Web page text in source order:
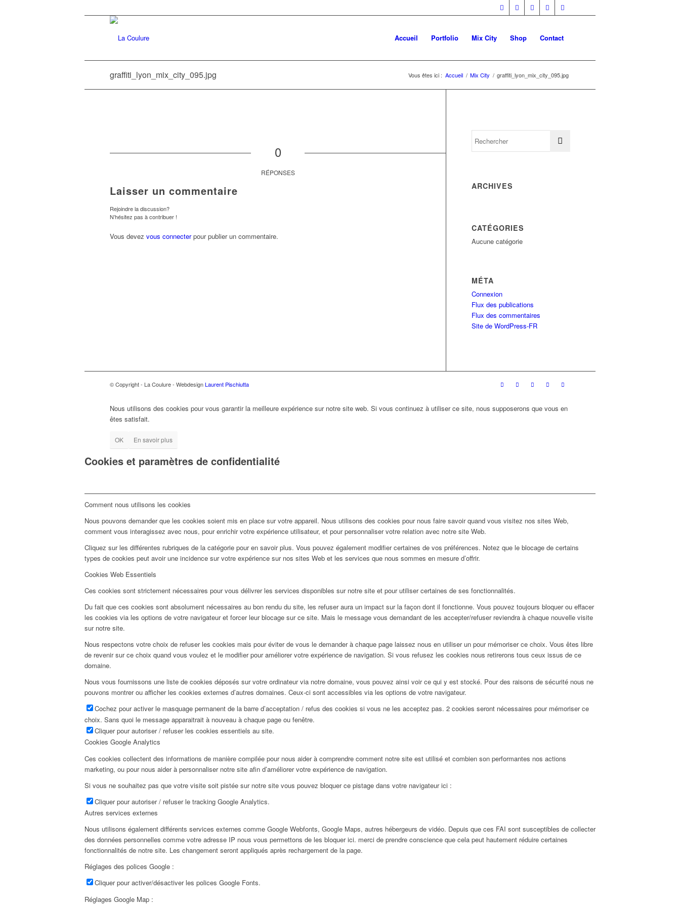
Accueil Portfolio Mix City Shop Contact
graffiti_lyon_mix_city_095.jpg Vous êtes ici : Accueil / Mix City / graffiti_lyon_mix_city_095.jpg
0
RÉPONSES
Laisser un commentaire
Rejoindre la discussion?
N’hésitez pas à contribuer !
Vous devez vous connecterpour publier un commentaire.
ARCHIVES
CATÉGORIES
Aucune catégorie
MÉTA
Connexion
Flux des publications
Flux des commentaires
Site de WordPress-FR
© Copyright - La Coulure - WebdesignLaurent Pischiutta
Nous utilisons des cookies pour vous garantir la meilleure expérience sur notre site web. Si vous continuez à utiliser ce site, nous supposerons que vous en
êtes satisfait.
OK En savoir plus
Cookies et paramètres de confidentialité
Comment nous utilisons les cookies
Nous pouvons demander que les cookies soient mis en place sur votre appareil. Nous utilisons des cookies pour nous faire savoir quand vous visitez nos sites Web,
comment vous interagissez avec nous, pour enrichir votre expérience utilisateur, et pour personnaliser votre relation avec notre site Web.
Cliquez sur les différentes rubriques de la catégorie pour en savoir plus. Vous pouvez également modifier certaines de vos préférences. Notez que le blocage de certains
types de cookies peut avoir une incidence sur votre expérience sur nos sites Web et les services que nous sommes en mesure d’offrir.
Cookies Web Essentiels
Ces cookies sont strictement nécessaires pour vous délivrer les services disponibles sur notre site et pour utiliser certaines de ses fonctionnalités.
Du fait que ces cookies sont absolument nécessaires au bon rendu du site, les refuser aura un impact sur la façon dont il fonctionne. Vous pouvez toujours bloquer ou effacer
les cookies via les options de votre navigateur et forcer leur blocage sur ce site. Mais le message vous demandant de les accepter/refuser reviendra à chaque nouvelle visite
sur notre site.
Nous respectons votre choix de refuser les cookies mais pour éviter de vous le demander à chaque page laissez nous en utiliser un pour mémoriser ce choix. Vous êtes libre
de revenir sur ce choix quand vous voulez et le modifier pour améliorer votre expérience de navigation. Si vous refusez les cookies nous retirerons tous ceux issus de ce
domaine.
Nous vous fournissons une liste de cookies déposés sur votre ordinateur via notre domaine, vous pouvez ainsi voir ce qui y est stocké. Pour des raisons de sécurité nous ne
pouvons montrer ou afficher les cookies externes d’autres domaines. Ceux-ci sont accessibles via les options de votre navigateur.
Cochez pour activer le masquage permanent de la barre d’acceptation / refus des cookies si vous ne les acceptez pas. 2 cookies seront nécessaires pour mémoriser ce
choix. Sans quoi le message apparaitrait à nouveau à chaque page ou fenêtre.
Cliquer pour autoriser / refuser les cookies essentiels au site.
Cookies Google Analytics
Ces cookies collectent des informations de manière compilée pour nous aider à comprendre comment notre site est utilisé et combien son performantes nos actions
marketing, ou pour nous aider à personnaliser notre site afin d’améliorer votre expérience de navigation.
Si vous ne souhaitez pas que votre visite soit pistée sur notre site vous pouvez bloquer ce pistage dans votre navigateur ici :
Cliquer pour autoriser / refuser le tracking Google Analytics.
Autres services externes
Nous utilisons également différents services externes comme Google Webfonts, Google Maps, autres hébergeurs de vidéo. Depuis que ces FAI sont susceptibles de collecter
des données personnelles comme votre adresse IP nous vous permettons de les bloquer ici. merci de prendre conscience que cela peut hautement réduire certaines
fonctionnalités de notre site. Les changement seront appliqués après rechargement de la page.
Réglages des polices Google :
Cliquer pour activer/désactiver les polices Google Fonts.
Réglages Google Map :